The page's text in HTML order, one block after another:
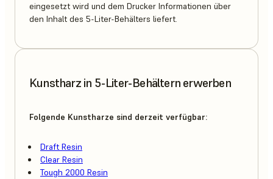
eingesetzt wird und dem Drucker Informationen über
den Inhalt des 5-Liter-Behälters liefert.
Kunstharz in 5-Liter-Behältern erwerben
Folgende Kunstharze sind derzeit verfügbar:
Draft Resin
Clear Resin
Tough 2000 Resin